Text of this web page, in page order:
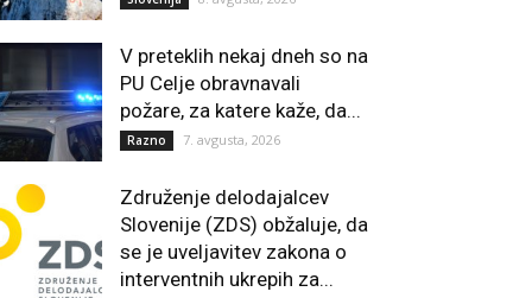
V preteklih nekaj dneh so na
PU Celje obravnavali
požare, za katere kaže, da...
Razno 7. avgusta, 2026
Združenje delodajalcev
Slovenije (ZDS) obžaluje, da
se je uveljavitev zakona o
interventnih ukrepih za...